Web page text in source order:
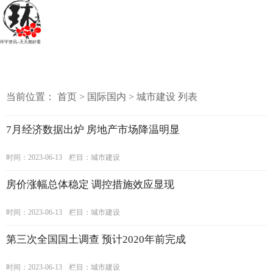
环宇资讯--天天都好看
当前位置： 首页 > 国际国内 > 城市建设 列表
7月经济数据出炉 房地产市场降温明显
时间：2023-06-13 栏目： 城市建设
房价涨幅总体稳定 调控措施效应显现
时间：2023-06-13 栏目： 城市建设
第三次全国国土调查 预计2020年前完成
时间：2023-06-13 栏目： 城市建设